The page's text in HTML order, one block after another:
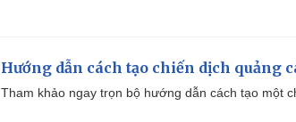
Hướng dẫn cách tạo chiến dịch quảng
Tham khảo ngay trọn bộ hướng dẫn cách tạo một